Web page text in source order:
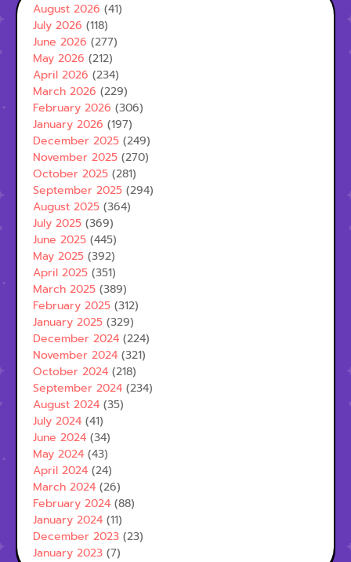
August 2026 (41)
July 2026 (118)
June 2026 (277)
May 2026 (212)
April 2026 (234)
March 2026 (229)
February 2026 (306)
January 2026 (197)
December 2025 (249)
November 2025 (270)
October 2025 (281)
September 2025 (294)
August 2025 (364)
July 2025 (369)
June 2025 (445)
May 2025 (392)
April 2025 (351)
March 2025 (389)
February 2025 (312)
January 2025 (329)
December 2024 (224)
November 2024 (321)
October 2024 (218)
September 2024 (234)
August 2024 (35)
July 2024 (41)
June 2024 (34)
May 2024 (43)
April 2024 (24)
March 2024 (26)
February 2024 (88)
January 2024 (11)
December 2023 (23)
January 2023 (7)